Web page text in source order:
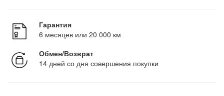
Гарантия
6 месяцев или 20 000 км
Обмен/Возврат
14 дней со дня совершения покупки